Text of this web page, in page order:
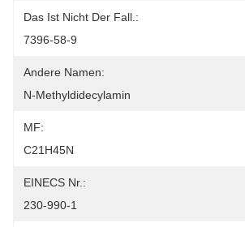
Das Ist Nicht Der Fall.:
7396-58-9
Andere Namen:
N-Methyldidecylamin
MF:
C21H45N
EINECS Nr.:
230-990-1